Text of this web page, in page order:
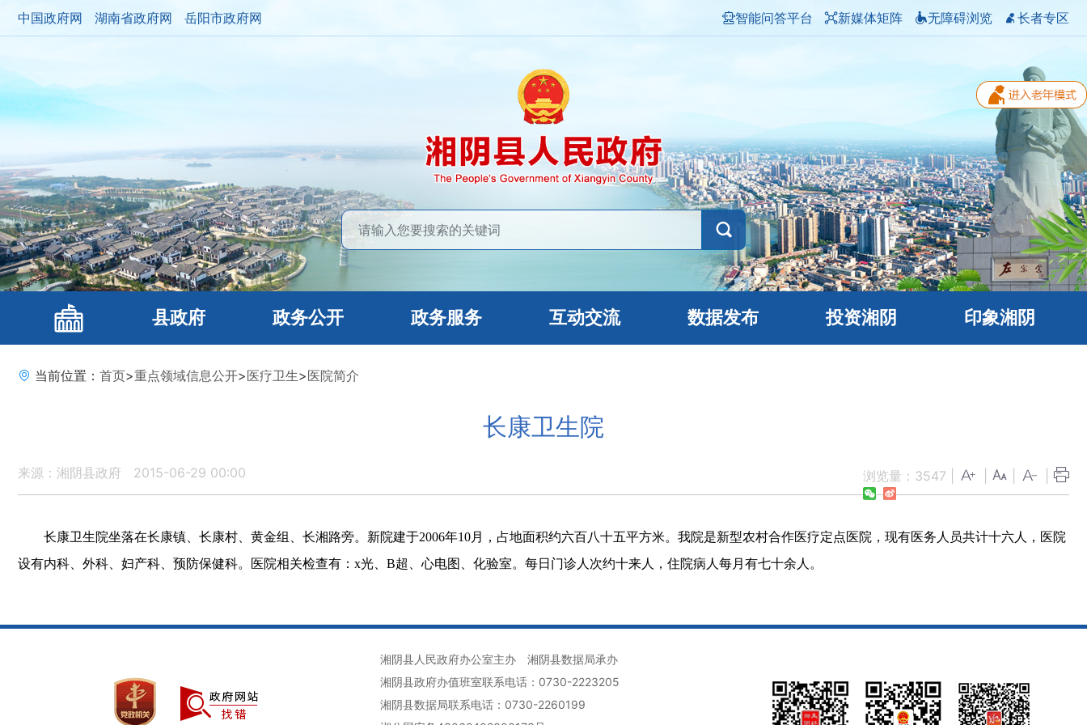
中国政府网 湖南省政府网 岳阳市政府网 智能问答平台 新媒体矩阵 无障碍浏览 长者专区
县政府 政务公开 政务服务 互动交流 数据发布 投资湘阴 印象湘阴
当前位置： 首页>重点领域信息公开>医疗卫生>医院简介
长康卫生院
来源：湘阴县政府 2015-06-29 00:00 浏览量： 3547
长康卫生院坐落在长康镇、长康村、黄金组、长湘路旁。新院建于2006年10月，占地面积约六百八十五平方米。我院是新型农村合作医疗定点医院，现有医务人员共计十六人，医院
设有内科、外科、妇产科、预防保健科。医院相关检查有：x光、B超、心电图、化验室。每日门诊人次约十来人，住院病人每月有七十余人。
湘阴县人民政府办公室主办
湘阴县数据局承办
湘阴县政府办值班室联系电话：0730-2223205
湘阴县数据局联系电话：0730-2260199